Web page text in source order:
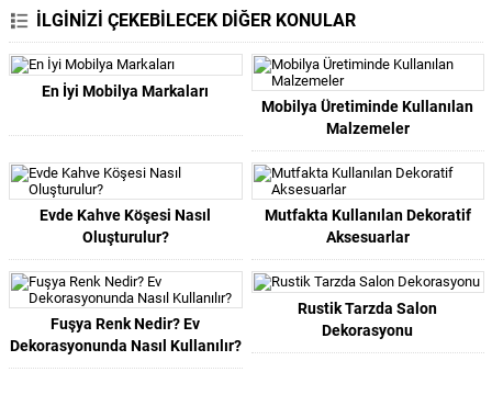
İLGİNİZİ ÇEKEBİLECEK DİĞER KONULAR
En İyi Mobilya Markaları
Mobilya Üretiminde Kullanılan
Malzemeler
Evde Kahve Köşesi Nasıl
Oluşturulur?
Mutfakta Kullanılan Dekoratif
Aksesuarlar
Fuşya Renk Nedir? Ev
Dekorasyonunda Nasıl Kullanılır?
Rustik Tarzda Salon
Dekorasyonu